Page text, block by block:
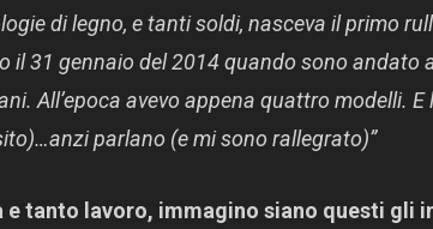
di legno, e tanti soldi, nasceva il primo
il 31 gennaio del 2014 quando sono andato
All’epoca avevo appena quattro modelli.
parlano (e mi sono rallegrato)”
e tanto lavoro, immagino siano questi gli